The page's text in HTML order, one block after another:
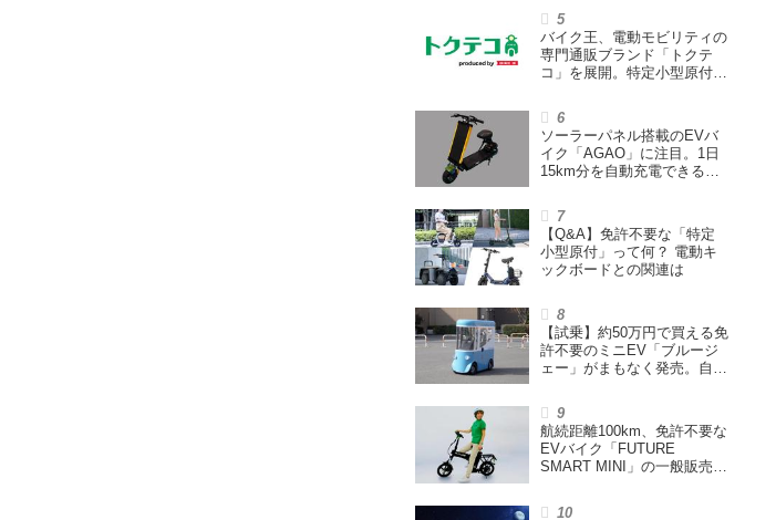
も言われる理由を探る
バイク王、電動モビリティの
専門通販ブランド「トクテ
コ」を展開。特定小型原付や
ソーラーパネル搭載のEVバ
イク「AGAO」に注目。1日
15km分を自動充電できる
【Q&A】免許不要な「特定
小型原付」って何？ 電動キ
ックボードとの関連は
【試乗】約50万円で買える免
許不要のミニEV「ブルージ
ェー」がまもなく発売。自転
小型原付で、FCEVモデルも
展開
航続距離100km、免許不要な
EVバイク「FUTURE
SMART MINI」の一般販売ス